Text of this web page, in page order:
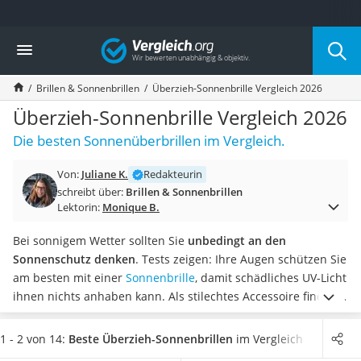
Die beliebtesten Vergleiche nach Kategorie
Mode
Boxershorts
Cellulite-Leggings
Herrensocken
Polarisierte Sonnenbrille
Hausschuhe Herren
Suunto-Uhr
Überzieh-Sonnenbrille
Sneaker Herren
Geldbörse Herren
Knirps-Regenschirm
Periodenunterwäsche
RFID-Schutzkarte
Motorradbrillen
Vergleich
Brillen & Sonnenbrillen Überzieh-Sonnenbrille Vergleich 2026
Überzieh-Sonnenbrille Vergleich 2026
Die besten Sonnenüberbrillen im Vergleich.
Von: Juliane K.
Redakteurin
schreibt über: Brillen & Sonnenbrillen
Lektorin: Monique B.
Bei sonnigem Wetter sollten Sie unbedingt an den
Sonnenschutz denken. Tests zeigen: Ihre Augen schützen Sie
am besten mit einer Sonnenbrille, damit schädliches UV-Licht
ihnen nichts anhaben kann. Als stilechtes Accessoire finden
Sie sie in allen modischen Varianten.
Wenn Sie auch als Brillenträger nicht auf Ihren Sonnenschutz
1 - 2 von 14: Beste Überzieh-Sonnenbrillen im Vergleich